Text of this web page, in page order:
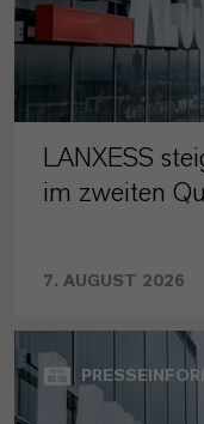
LANXESS
im zweiten
7. AUGUST 2026